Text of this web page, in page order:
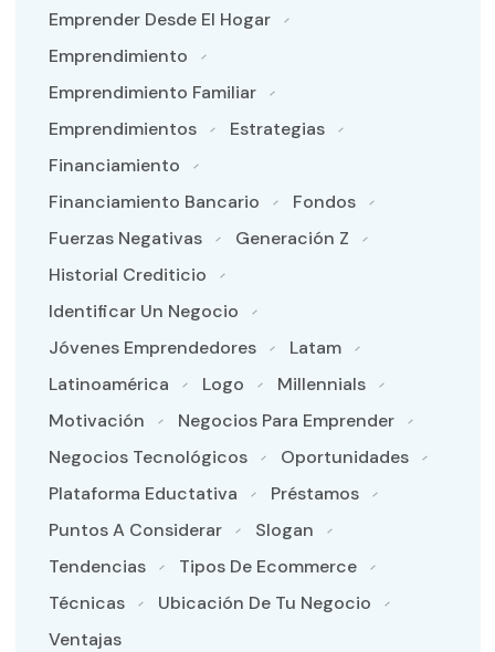
Emprender Desde El Hogar
Emprendimiento
Emprendimiento Familiar
Emprendimientos
Estrategias
Financiamiento
Financiamiento Bancario
Fondos
Fuerzas Negativas
Generación Z
Historial Crediticio
Identificar Un Negocio
Jóvenes Emprendedores
Latam
Latinoamérica
Logo
Millennials
Motivación
Negocios Para Emprender
Negocios Tecnológicos
Oportunidades
Plataforma Eductativa
Préstamos
Puntos A Considerar
Slogan
Tendencias
Tipos De Ecommerce
Técnicas
Ubicación De Tu Negocio
Ventajas